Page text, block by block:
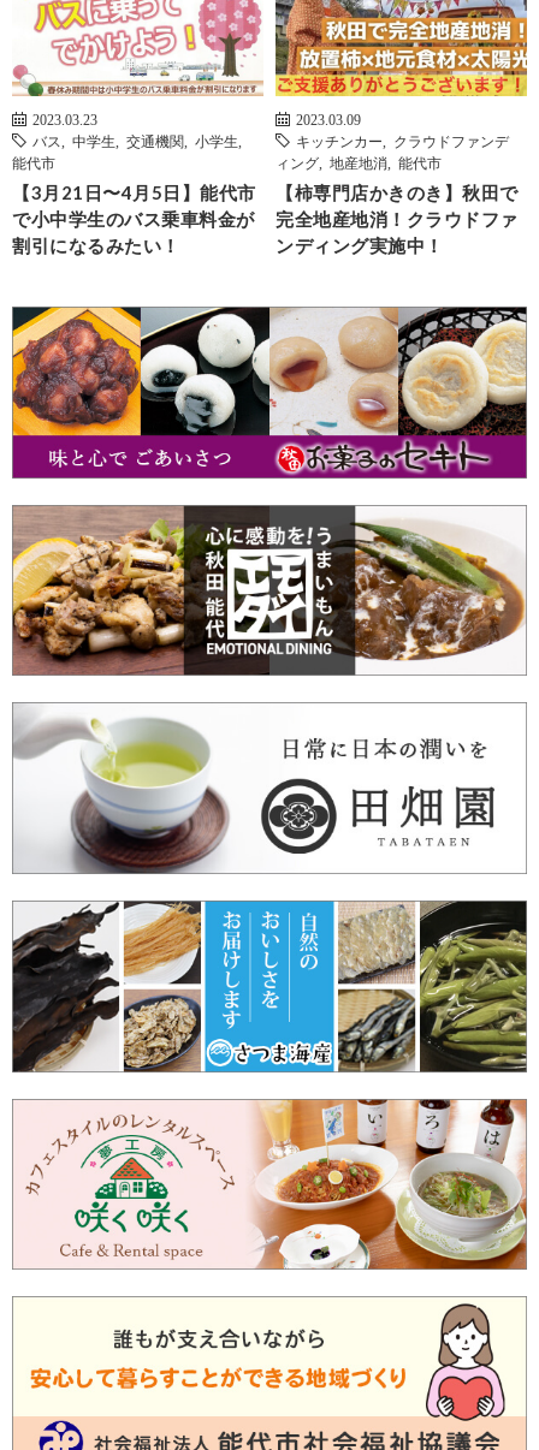
2023.03.23
バス
中学生 交通機関 小学生
能代市
【3月21日〜4月5日】能代市
で小中学生のバス乗車料金が
割引になるみたい！
2023.03.09
キッチンカー
クラウドファンデ
ィング
地産地消 能代市
【柿専門店かきのき】秋田で
完全地産地消！クラウドファ
ンディング実施中！